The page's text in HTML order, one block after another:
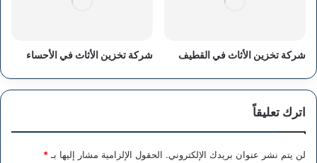
شركة تخزين الأثاث في القطيف شركة تخزين الأثاث في الأحساء
اترك تعليقاً
لن يتم نشر عنوان بريدك الإلكتروني. الحقول الإلزامية مشار إليها بـ*